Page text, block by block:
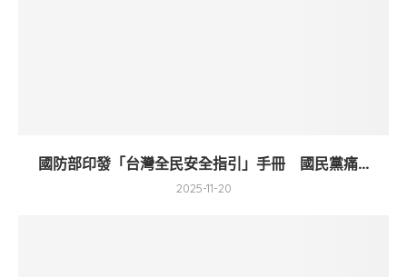
國防部印發「台灣全民安全指引」手冊 國民黨痛...
2025-11-20